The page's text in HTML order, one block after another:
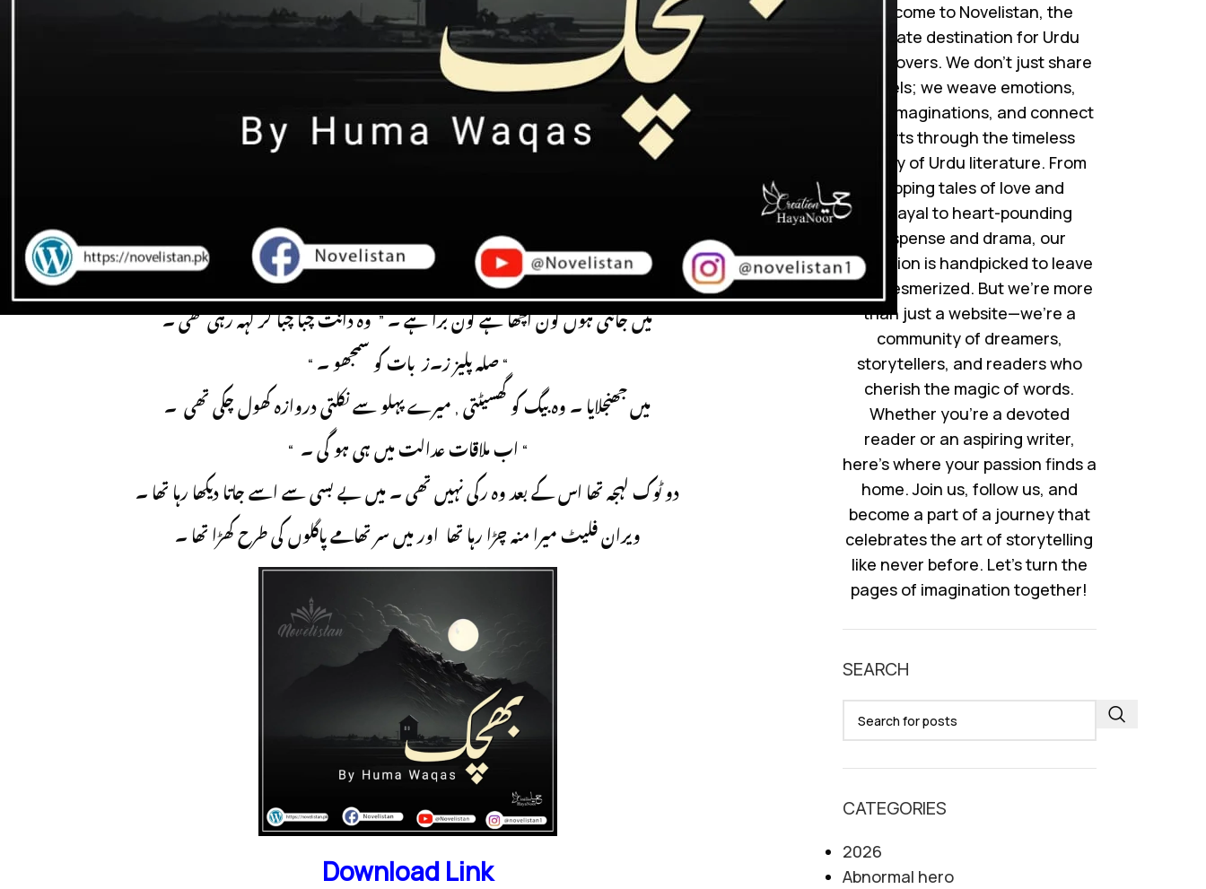
“ تمھارا میرے سوا ہے ہی کون ۔ “
میں نے بڑی امید سے کہا ۔ وہ تلخ مسکراہٹ کو لبوں پر لے آئی ۔
“ اب ہے کوئی اور اس نے مجھے سکھا دیا کہ کیسے اکیلے جینا ہے اور خوش رہنا ہے ۔ “
“ تم صرف اس پر الزام لگا رہے ہو کیونکہ میں تمہیں چھوڑ رہی ہوں ۔
میں جانتی ہوں کون اچھا ہے کون برا ہے ۔ ” وہ دانت چبا چبا کر کہہ رہی تھی ۔
“ صلہ پلیز ز۔ز بات کو سمجھو ۔ “
میں جھنجلایا ۔ وہ بیگ کو گھسیٹتی , میرے پہلو سے نکلتی دروازہ کھول چکی تھی ۔
“ اب ملاقات عدالت میں ہی ہو گی ۔ “
دو ٹوک لہجہ تھا اس کے بعد وہ رکی نہیں تھی ۔ میں بے بسی سے اسے جاتا دیکھا رہا تھا ۔
ویران فلیٹ میرا منہ چڑا رہا تھا اور میں سر تھامے پاگلوں کی طرح کھڑا تھا ۔
Download Link
Welcome to Novelistan, the
ultimate destination for Urdu
novel lovers. We don’t just share
novels; we weave emotions,
ignite imaginations, and connect
hearts through the timeless
beauty of Urdu literature. From
gripping tales of love and
betrayal to heart-pounding
suspense and drama, our
collection is handpicked to leave
you mesmerized. But we’re more
than just a website—we’re a
community of dreamers,
storytellers, and readers who
cherish the magic of words.
Whether you’re a devoted
reader or an aspiring writer,
here’s where your passion finds a
home. Join us, follow us, and
become a part of a journey that
celebrates the art of storytelling
like never before. Let’s turn the
pages of imagination together!
SEARCH
CATEGORIES
2026
Abnormal hero